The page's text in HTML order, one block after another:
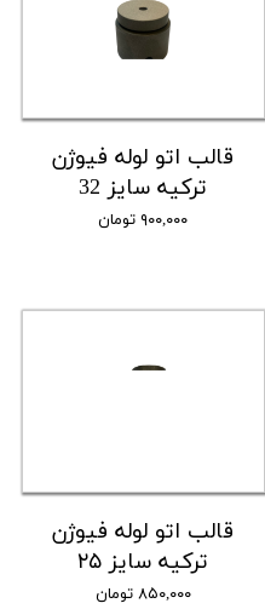
قالب اتو لوله فیوژن
ترکیه سایز 32
۹۰۰,۰۰۰ تومان
قالب اتو لوله فیوژن
ترکیه سایز ۲۵
۸۵۰,۰۰۰ تومان